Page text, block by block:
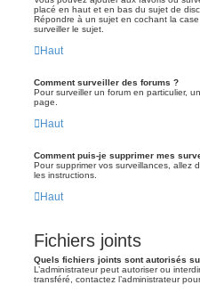
placé en haut et en bas du sujet de
Répondre à un sujet en cochant la
surveiller le sujet.
Haut
Comment surveiller des forums ?
Pour surveiller un forum en particulier,
page.
Haut
Comment puis-je supprimer mes
Pour supprimer vos surveillances, allez
les instructions.
Haut
Fichiers joints
Quels fichiers joints sont autorisés
L’administrateur peut autoriser ou
transféré, contactez l’administrateur